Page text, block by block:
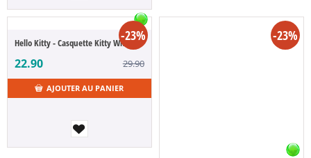
-23%
Hello Kitty - Casquette Kitty White Pois
22.90 29.90
AJOUTER AU PANIER
-23%